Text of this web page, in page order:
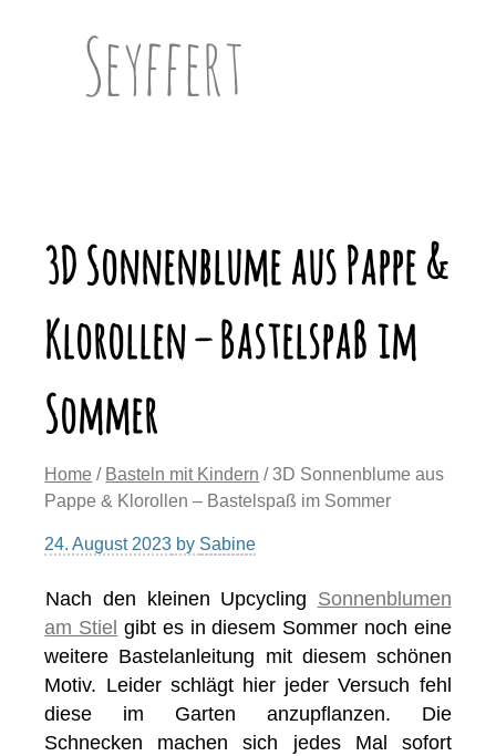
Seyffert
3D Sonnenblume aus Pappe &
Klorollen – Bastelspaß im
Sommer
Home / Basteln mit Kindern / 3D Sonnenblume aus
Pappe & Klorollen – Bastelspaß im Sommer
24. August 2023 by Sabine
Nach den kleinen Upcycling Sonnenblumen
am Stiel gibt es in diesem Sommer noch eine
weitere Bastelanleitung mit diesem schönen
Motiv. Leider schlägt hier jeder Versuch fehl
diese im Garten anzupflanzen. Die
Schnecken machen sich jedes Mal sofort